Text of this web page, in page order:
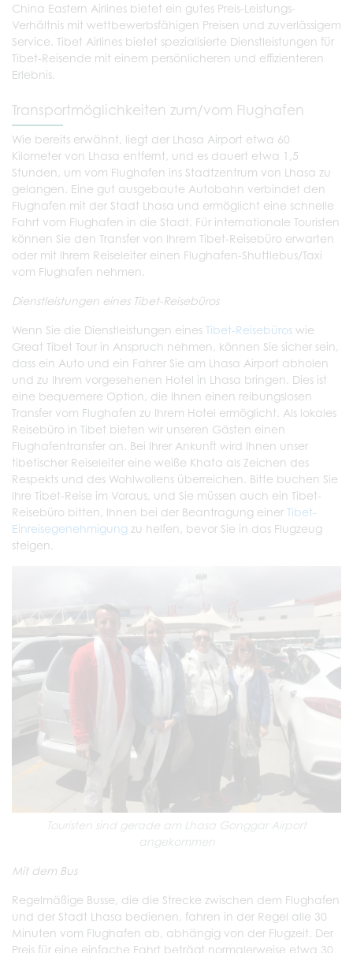
China Eastern Airlines bietet ein gutes Preis-Leistungs-
Verhältnis mit wettbewerbsfähigen Preisen und zuverlässigem
Service. Tibet Airlines bietet spezialisierte Dienstleistungen für
Tibet-Reisende mit einem persönlicheren und effizienteren
Erlebnis.
Transportmöglichkeiten zum/vom Flughafen
Wie bereits erwähnt, liegt der Lhasa Airport etwa 60
Kilometer von Lhasa entfernt, und es dauert etwa 1,5
Stunden, um vom Flughafen ins Stadtzentrum von Lhasa zu
gelangen. Eine gut ausgebaute Autobahn verbindet den
Flughafen mit der Stadt Lhasa und ermöglicht eine schnelle
Fahrt vom Flughafen in die Stadt. Für internationale Touristen
können Sie den Transfer von Ihrem Tibet-Reisebüro erwarten
oder mit Ihrem Reiseleiter einen Flughafen-Shuttlebus/Taxi
vom Flughafen nehmen.
Dienstleistungen eines Tibet-Reisebüros
Wenn Sie die Dienstleistungen eines Tibet-Reisebüros wie
Great Tibet Tour in Anspruch nehmen, können Sie sicher sein,
dass ein Auto und ein Fahrer Sie am Lhasa Airport abholen
und zu Ihrem vorgesehenen Hotel in Lhasa bringen. Dies ist
eine bequemere Option, die Ihnen einen reibungslosen
Transfer vom Flughafen zu Ihrem Hotel ermöglicht. Als lokales
Reisebüro in Tibet bieten wir unseren Gästen einen
Flughafentransfer an. Bei Ihrer Ankunft wird Ihnen unser
tibetischer Reiseleiter eine weiße Khata als Zeichen des
Respekts und des Wohlwollens überreichen. Bitte buchen Sie
Ihre Tibet-Reise im Voraus, und Sie müssen auch ein Tibet-
Reisebüro bitten, Ihnen bei der Beantragung einer Tibet-
Einreisegenehmigung zu helfen, bevor Sie in das Flugzeug
steigen.
Touristen sind gerade am Lhasa Gonggar Airport
angekommen
Mit dem Bus
Regelmäßige Busse, die die Strecke zwischen dem Flughafen
und der Stadt Lhasa bedienen, fahren in der Regel alle 30
Minuten vom Flughafen ab, abhängig von der Flugzeit. Der
Preis für eine einfache Fahrt beträgt normalerweise etwa 30